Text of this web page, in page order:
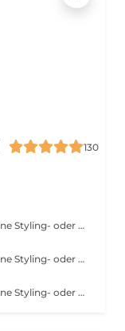
130
Vorausgesetzt frisch gewaschene Haare ohne Styling- oder Pflegeprodukte. Hinweis: Die angezeigten Preise gelten nur als Richtwerte und können sich je nach Art, Dauer und Komplexität der Dienstleistung, welche Ihnen vor Ort angeboten wird, ändern.
Vorausgesetzt frisch gewaschene Haare ohne Styling- oder Pflegeprodukte. Hinweis: Die angezeigten Preise gelten nur als Richtwerte und können sich je nach Art, Dauer und Komplexität der Dienstleistung, welche Ihnen vor Ort angeboten wird, ändern.
Vorausgesetzt frisch gewaschene Haare ohne Styling- oder Pflegeprodukte. Hinweis: Die angezeigten Preise gelten nur als Richtwerte und können sich je nach Art, Dauer und Komplexität der Dienstleistung, welche Ihnen vor Ort angeboten wird, ändern.